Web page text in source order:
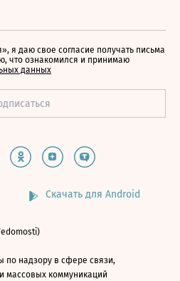
я даю свое согласие получать письма
что ознакомился и принимаю
данных
Скачать для Android
надзору в сфере связи,
массовых коммуникаций